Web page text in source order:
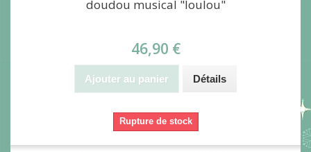
doudou musical "loulou"
46,90 €
Ajouter au panier Détails
Rupture de stock